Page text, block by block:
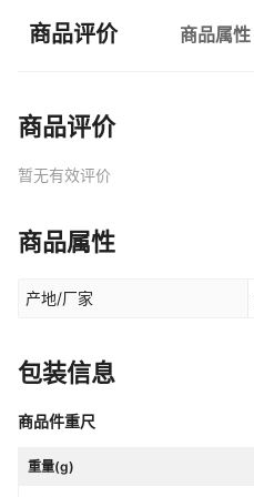
商品评价 商品属性
商品评价
暂无有效评价
商品属性
产地/厂家
包装信息
商品件重尺
重量(g)